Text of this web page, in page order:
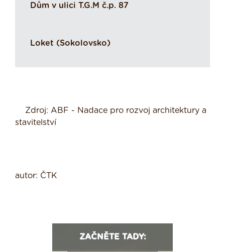
Dům v ulici T.G.M č.p. 87
Loket (Sokolovsko)
Zdroj: ABF - Nadace pro rozvoj architektury a
stavitelství
autor: ČTK
ZAČNĚTE TADY: